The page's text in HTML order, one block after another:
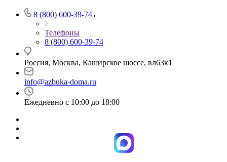
8 (800) 600-39-74
Телефоны
8 (800) 600-39-74
Россия, Москва, Каширское шоссе, вл63к1
info@azbuka-doma.ru
Ежедневно с 10:00 до 18:00